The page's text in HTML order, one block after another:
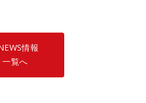
情報
一覧へ